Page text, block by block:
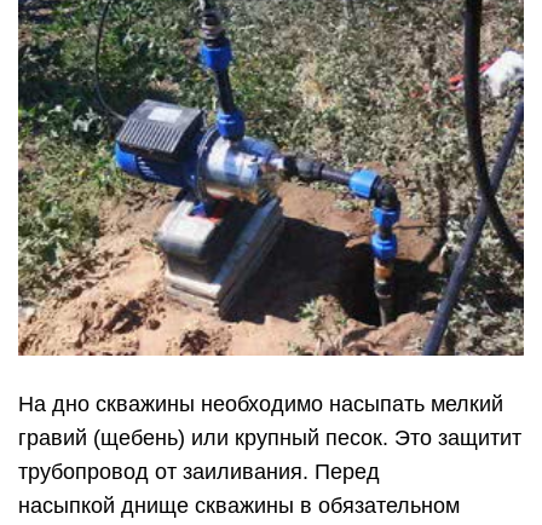
На дно скважины необходимо насыпать мелкий
гравий (щебень) или крупный песок. Это защитит
трубопровод от заиливания. Перед
насыпкой днище скважины в обязательном